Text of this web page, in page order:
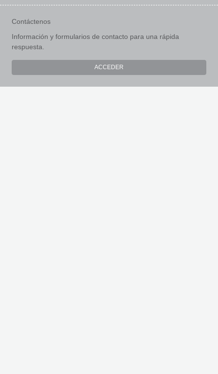
Contáctenos
Información y formularios de contacto para una rápida
respuesta.
ACCEDER